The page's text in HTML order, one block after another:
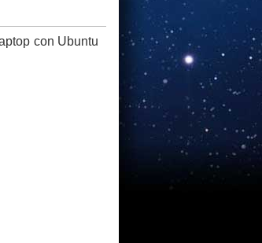
con Ubuntu